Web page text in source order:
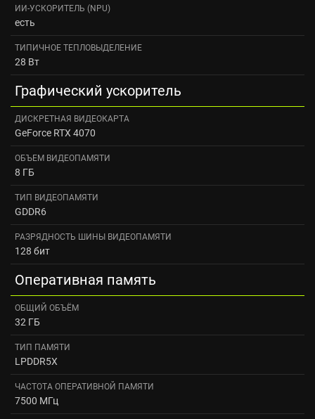
ИИ-УСКОРИТЕЛЬ (NPU)
есть
ТИПИЧНОЕ ТЕПЛОВЫДЕЛЕНИЕ
28 Вт
Графический ускоритель
ДИСКРЕТНАЯ ВИДЕОКАРТА
GeForce RTX 4070
ОБЪЕМ ВИДЕОПАМЯТИ
8 ГБ
ТИП ВИДЕОПАМЯТИ
GDDR6
РАЗРЯДНОСТЬ ШИНЫ ВИДЕОПАМЯТИ
128 бит
Оперативная память
ОБЩИЙ ОБЪЁМ
32 ГБ
ТИП ПАМЯТИ
LPDDR5X
ЧАСТОТА ОПЕРАТИВНОЙ ПАМЯТИ
7500 МГц